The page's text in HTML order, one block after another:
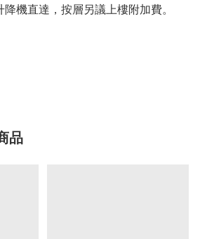
機直達，按層另議上樓附加費。
品